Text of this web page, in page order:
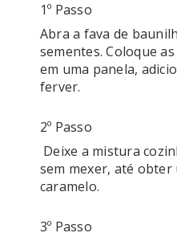
1º Passo
Abra a fava de
sementes. Coloque
em uma panela,
ferver.
2º Passo
sem mexer, até obter
caramelo.
3º Passo